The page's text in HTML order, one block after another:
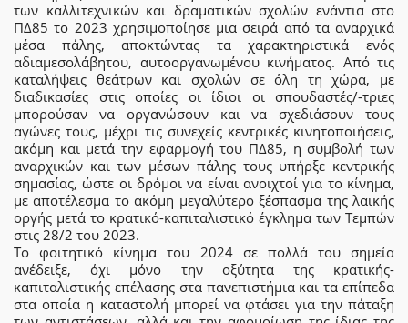
των καλλιτεχνικών και δραματικών σχολών ενάντια στο
ΠΔ85 το 2023 χρησιμοποίησε μια σειρά από τα αναρχικά
μέσα πάλης, αποκτώντας τα χαρακτηριστικά ενός
αδιαμεσολάβητου, αυτοοργανωμένου κινήματος. Από τις
καταλήψεις θεάτρων και σχολών σε όλη τη χώρα, με
διαδικασίες στις οποίες οι ίδιοι οι σπουδαστές/-τριες
μπορούσαν να οργανώσουν και να σχεδιάσουν τους
αγώνες τους, μέχρι τις συνεχείς κεντρικές κινητοποιήσεις,
ακόμη και μετά την εφαρμογή του ΠΔ85, η συμβολή των
αναρχικών και των μέσων πάλης τους υπήρξε κεντρικής
σημασίας, ώστε οι δρόμοι να είναι ανοιχτοί για το κίνημα,
με αποτέλεσμα το ακόμη μεγαλύτερο ξέσπασμα της λαϊκής
οργής μετά το κρατικό-καπιταλιστικό έγκλημα των Τεμπών
στις 28/2 του 2023.
Το φοιτητικό κίνημα του 2024 σε πολλά του σημεία
ανέδειξε, όχι μόνο την οξύτητα της κρατικής-
καπιταλιστικής επέλασης στα πανεπιστήμια και τα επίπεδα
στα οποία η καταστολή μπορεί να φτάσει για την πάταξη